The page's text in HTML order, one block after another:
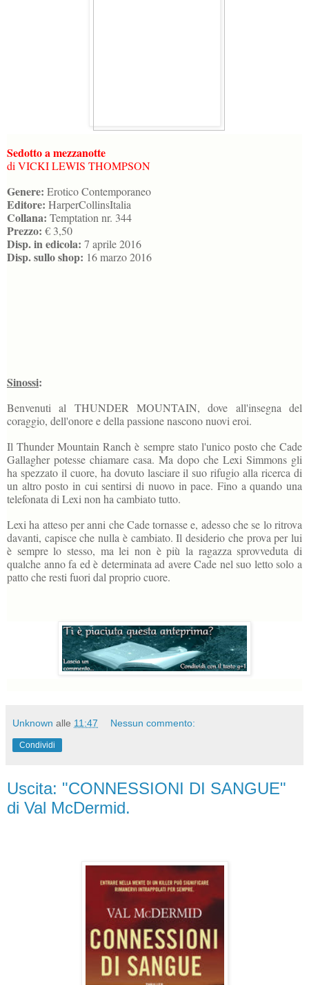
Sedotto a mezzanotte
di VICKI LEWIS THOMPSON
Genere: Erotico Contemporaneo
Editore: HarperCollinsItalia
Collana: Temptation nr. 344
Prezzo: € 3,50
Disp. in edicola: 7 aprile 2016
Disp. sullo shop: 16 marzo 2016
Sinossi:
Benvenuti al THUNDER MOUNTAIN, dove all'insegna del
coraggio, dell'onore e della passione nascono nuovi eroi.
Il Thunder Mountain Ranch è sempre stato l'unico posto che Cade
Gallagher potesse chiamare casa. Ma dopo che Lexi Simmons gli
ha spezzato il cuore, ha dovuto lasciare il suo rifugio alla ricerca di
un altro posto in cui sentirsi di nuovo in pace. Fino a quando una
telefonata di Lexi non ha cambiato tutto.
Lexi ha atteso per anni che Cade tornasse e, adesso che se lo ritrova
davanti, capisce che nulla è cambiato. Il desiderio che prova per lui
è sempre lo stesso, ma lei non è più la ragazza sprovveduta di
qualche anno fa ed è determinata ad avere Cade nel suo letto solo a
patto che resti fuori dal proprio cuore.
Unknown alle 11:47 Nessun commento:
Condividi
Uscita: "CONNESSIONI DI SANGUE"
di Val McDermid.